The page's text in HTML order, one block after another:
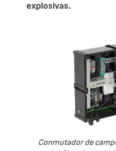
explosivas.
Conmutador de